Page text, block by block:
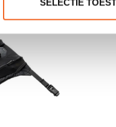
SELECTIE